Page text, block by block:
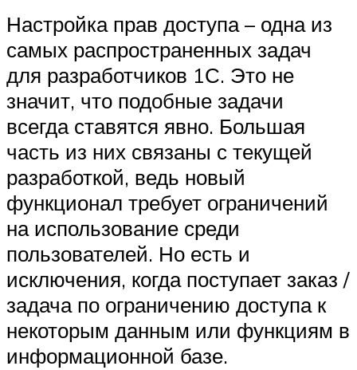
Настройка прав доступа – одна из
самых распространенных задач
для разработчиков 1С. Это не
значит, что подобные задачи
всегда ставятся явно. Большая
часть из них связаны с текущей
разработкой, ведь новый
функционал требует ограничений
на использование среди
пользователей. Но есть и
исключения, когда поступает заказ /
задача по ограничению доступа к
некоторым данным или функциям в
информационной базе.